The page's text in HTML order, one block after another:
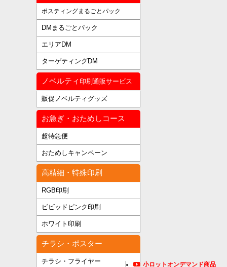
ポスティングまるごとパック
DMまるごとパック
エリアDM
ターゲティングDM
ノベルティ 印刷通販サービス
販促ノベルティグッズ
お急ぎ・おためしコース
超特急便
おためしキャンペーン
高精細・特殊印刷
RGB印刷
ビビッドピンク印刷
ホワイト印刷
チラシ・ポスター
チラシ・フライヤー 小ロットオンデマンド商品